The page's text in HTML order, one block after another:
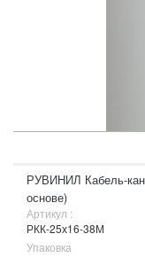
РУВИНИЛ Кабель-
основе)
Артикул :
РКК-25х16-38М
Упаковка